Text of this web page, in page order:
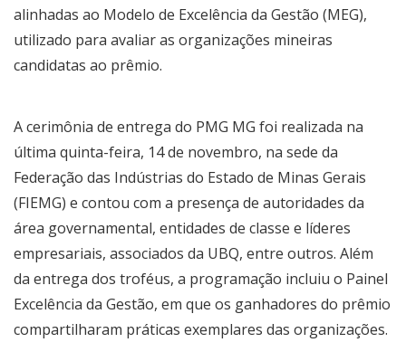
alinhadas ao Modelo de Excelência da Gestão (MEG),
utilizado para avaliar as organizações mineiras
candidatas ao prêmio.
A cerimônia de entrega do PMG MG foi realizada na
última quinta-feira, 14 de novembro, na sede da
Federação das Indústrias do Estado de Minas Gerais
(FIEMG) e contou com a presença de autoridades da
área governamental, entidades de classe e líderes
empresariais, associados da UBQ, entre outros. Além
da entrega dos troféus, a programação incluiu o Painel
Excelência da Gestão, em que os ganhadores do prêmio
compartilharam práticas exemplares das organizações.